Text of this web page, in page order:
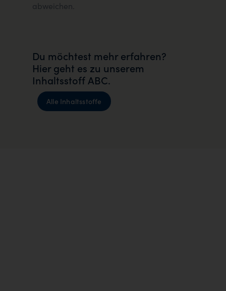
abweichen.
Du möchtest mehr erfahren?
Hier geht es zu unserem
Inhaltsstoff ABC.
Alle Inhaltsstoffe